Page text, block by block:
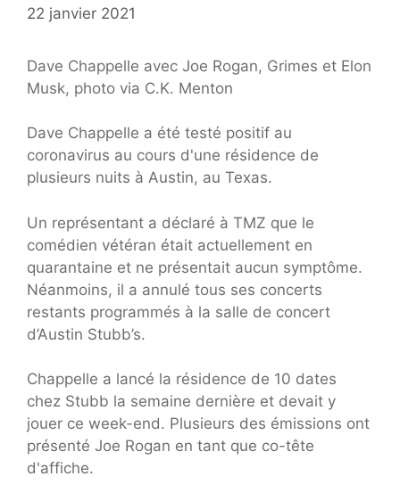
22 janvier 2021
Dave Chappelle avec Joe Rogan, Grimes et Elon
Musk, photo via C.K. Menton
Dave Chappelle a été testé positif au
coronavirus au cours d'une résidence de
plusieurs nuits à Austin, au Texas.
Un représentant a déclaré à TMZ que le
comédien vétéran était actuellement en
quarantaine et ne présentait aucun symptôme.
Néanmoins, il a annulé tous ses concerts
restants programmés à la salle de concert
d’Austin Stubb’s.
Chappelle a lancé la résidence de 10 dates
chez Stubb la semaine dernière et devait y
jouer ce week-end. Plusieurs des émissions ont
présenté Joe Rogan en tant que co-tête
d'affiche.